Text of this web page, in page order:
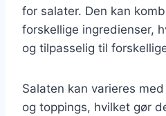
for salater. Den kan
forskellige ingredienser,
og tilpasselig til
Salaten kan varieres
og toppings, hvilket gør